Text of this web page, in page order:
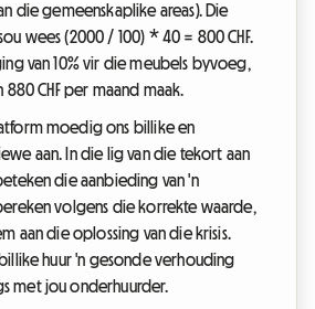
die gemeenskaplike areas). Die
wees (2000 / 100) * 40 = 800 CHF.
van 10% vir die meubels byvoeg,
CHF per maand maak.
moedig ons billike en
aan. In die lig van die tekort aan
die aanbieding van 'n
volgens die korrekte waarde,
aan die oplossing van die krisis.
huur 'n gesonde verhouding
met jou onderhuurder.